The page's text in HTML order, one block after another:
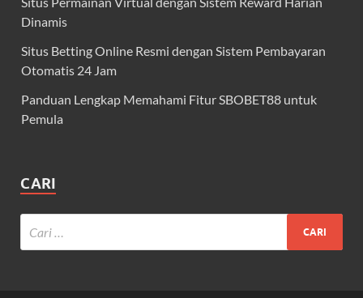
Dinamis
Situs Betting Online Resmi dengan Sistem Pembayaran
Otomatis 24 Jam
Panduan Lengkap Memahami Fitur SBOBET88 untuk
Pemula
CARI